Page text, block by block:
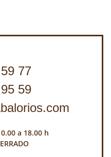
77
59
a 18.00 h